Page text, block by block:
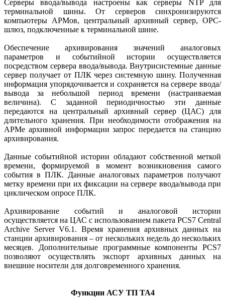
Серверы ввода/вывода настроены как серверы NTP для
терминальной шины. От серверов синхронизируются
компьютеры АРМов, центральный архивный сервер, ОРС-
шлюз, подключенные к терминальной шине.
Обеспечение архивирования значений аналоговых
параметров и событийной истории осуществляется
посредством сервера ввода/вывода. Внутрисистемные данные
сервер получает от ПЛК через системную шину. Полученная
информация упорядочивается и сохраняется на сервере ввода/
вывода за небольшой период времени (настраиваемая
величина). С заданной периодичностью эти данные
передаются на центральный архивный сервер (ЦАС) для
длительного хранения. При необходимости отображения на
АРМе архивной информации запрос передается на станцию
архивирования.
Данные событийной истории обладают собственной меткой
времени, формируемой в момент возникновения самого
события в ПЛК. Данные аналоговых параметров получают
метку времени при их фиксации на сервере ввода/вывода при
циклическом опросе ПЛК.
Архивирование событий и аналоговой истории
осуществляется на ЦАС с использованием пакета PCS7 Central
Archive Server V6.1. Время хранения архивных данных на
станции архивирования – от нескольких недель до нескольких
месяцев. Дополнительные программные компоненты PCS7
позволяют осуществлять экспорт архивных данных на
внешние носители для долговременного хранения.
Функции АСУ ТП ТА4